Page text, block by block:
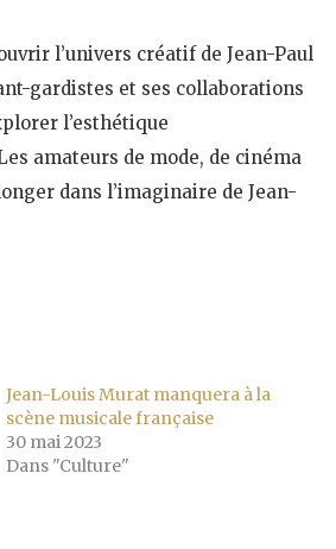
l’univers créatif de Jean-Paul
gardistes et ses collaborations
l’esthétique
amateurs de mode, de cinéma
dans l’imaginaire de Jean-
Jean-Louis Murat manquera à la
scène musicale française
30 mai 2023
Dans "Culture"